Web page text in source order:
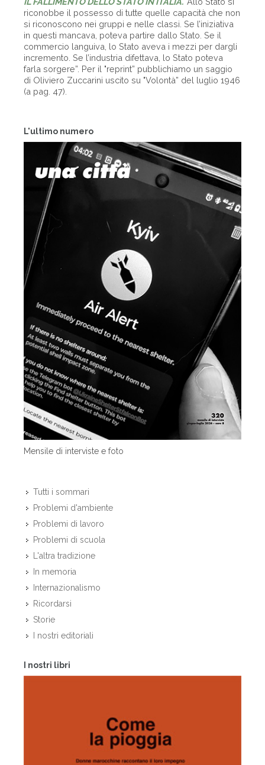
L'ultimo numero
Mensile di interviste e foto
Tutti i sommari
Problemi d'ambiente
Problemi di lavoro
Problemi di scuola
L'altra tradizione
In memoria
Internazionalismo
Ricordarsi
Storie
I nostri editoriali
I nostri libri
riconobbe il possesso di tutte quelle capacità che non
si riconoscono nei gruppi e nelle classi. Se l’iniziativa
in questi mancava, poteva partire dallo Stato. Se il
commercio languiva, lo Stato aveva i mezzi per dargli
incremento. Se l’industria difettava, lo Stato poteva
farla sorgere”. Per il "reprint” pubblichiamo un saggio
di Oliviero Zuccarini uscito su "Volontà” del luglio 1946
(a pag. 47).